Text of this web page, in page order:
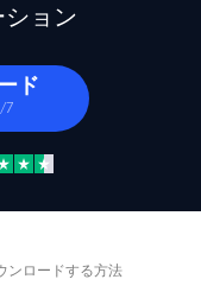
ョン
ド
7
ンロードする方法